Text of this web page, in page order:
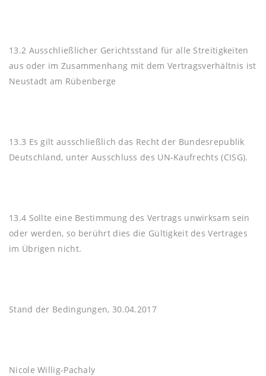
13.2 Ausschließlicher Gerichtsstand für alle Streitigkeiten
aus oder im Zusammenhang mit dem Vertragsverhältnis ist
Neustadt am Rübenberge
13.3 Es gilt ausschließlich das Recht der Bundesrepublik
Deutschland, unter Ausschluss des UN-Kaufrechts (CISG).
13.4 Sollte eine Bestimmung des Vertrags unwirksam sein
oder werden, so berührt dies die Gültigkeit des Vertrages
im Übrigen nicht.
Stand der Bedingungen, 30.04.2017
Nicole Willig-Pachaly